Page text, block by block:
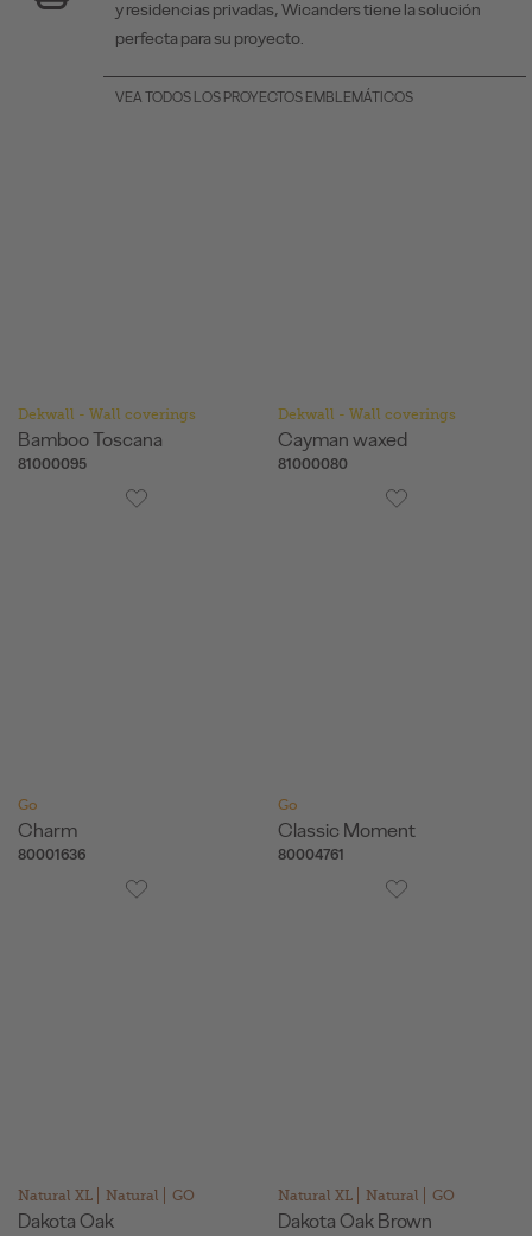
y residencias privadas, Wicanders tiene la solución
perfecta para su proyecto.
VEA TODOS LOS PROYECTOS EMBLEMÁTICOS
Dekwall - Wall coverings
Bamboo Toscana
81000095
Dekwall - Wall coverings
Cayman waxed
81000080
Go
Charm
80001636
Go
Classic Moment
80004761
Natural XL Natural GO
Dakota Oak
Natural XL Natural GO
Dakota Oak Brown